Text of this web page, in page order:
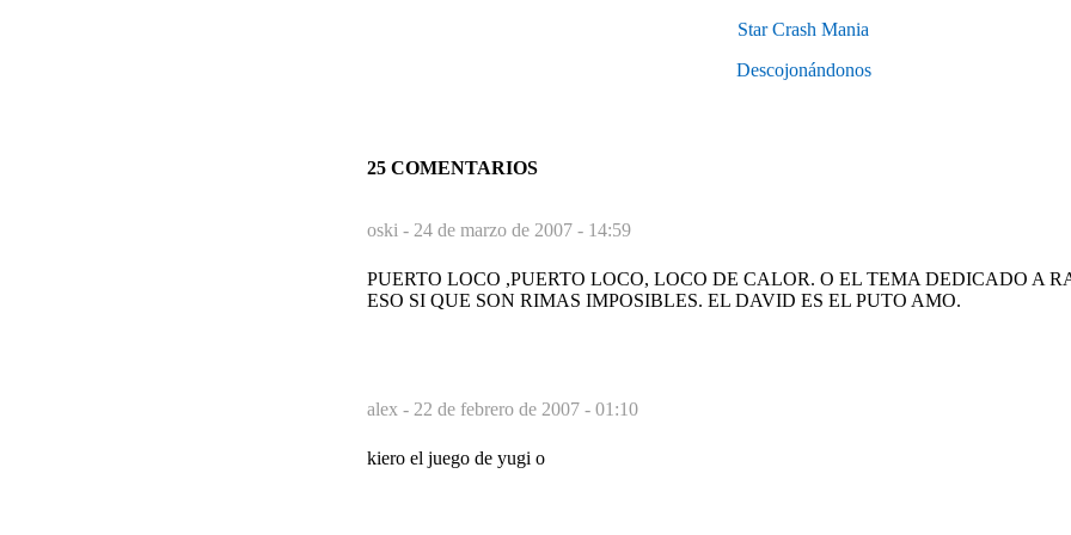
Star Crash Mania
Descojonándonos
25 COMENTARIOS
oski - 24 de marzo de 2007 - 14:59
PUERTO LOCO ,PUERTO LOCO, LOCO DE CALOR. O EL TEMA DEDICADO A
ESO SI QUE SON RIMAS IMPOSIBLES. EL DAVID ES EL PUTO AMO.
alex - 22 de febrero de 2007 - 01:10
kiero el juego de yugi o